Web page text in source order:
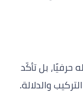
حرفيًا، بل تأكّد
والدلالة.